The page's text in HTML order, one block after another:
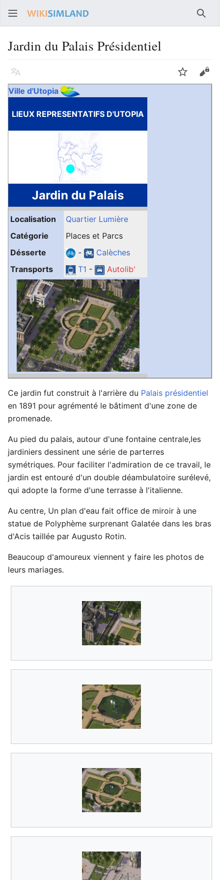
Jardin du Palais Présidentiel
Langue Suivre
Ville d'Utopia
LIEUX REPRESENTATIFS D'UTOPIA
Jardin du Palais
Localisation
Quartier Lumière
Catégorie
Places et Parcs
Désserte
-
Calèches
Transports
T1 - Autolib'
Ce jardin fut construit à l'arrière du Palais présidentiel
en 1891 pour agrémenté le bâtiment d'une zone de
promenade.
Au pied du palais, autour d'une fontaine centrale,les
jardiniers dessinent une série de parterres
symétriques. Pour faciliter l'admiration de ce travail, le
jardin est entouré d'un double déambulatoire surélevé,
qui adopte la forme d'une terrasse à l'italienne.
Au centre, Un plan d'eau fait office de miroir à une
statue de Polyphème surprenant Galatée dans les bras
d'Acis taillée par Augusto Rotin.
Beaucoup d'amoureux viennent y faire les photos de
leurs mariages.